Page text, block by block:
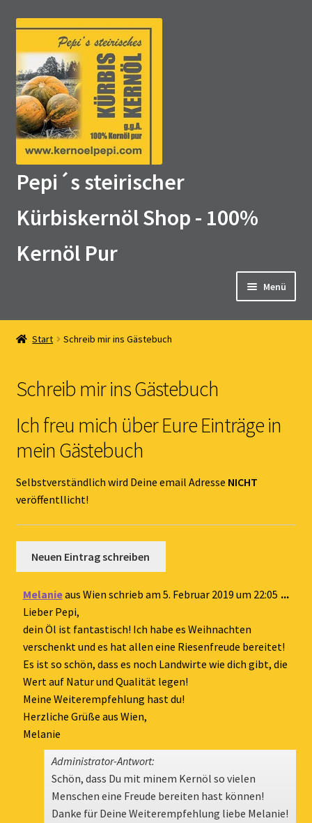
Zur
Navigation
springen
Zum
springen
Pepi´s steirischer
Kürbiskernöl Shop - 100%
Kernöl Pur
Menü
Home
Kernöl Pepi
Übers Kernöl
Kontakt
Gästebuch
Start Schreib mir ins Gästebuch
Schreib mir ins Gästebuch
Ich freu mich über Eure Einträge in
mein Gästebuch
Selbstverständlich wird Deine email Adresse NICHT
veröffentllicht!
Melanieaus Wien schrieb am 5. Februar 2019 um 22:05
Lieber Pepi,
dein Öl ist fantastisch! Ich habe es Weihnachten
verschenkt und es hat allen eine Riesenfreude bereitet!
Es ist so schön, dass es noch Landwirte wie dich gibt, die
Wert auf Natur und Qualität legen!
Meine Weiterempfehlung hast du!
Herzliche Grüße aus Wien,
Melanie
Administrator-Antwort:
Schön, dass Du mit minem Kernöl so vielen
Menschen eine Freude bereiten hast können!
Danke für Deine Weiterempfehlung liebe Melanie!
...